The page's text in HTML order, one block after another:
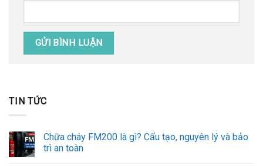
TIN TỨC
Chữa cháy FM200 là gì? Cấu tạo, nguyên lý và bảo
trì an toàn